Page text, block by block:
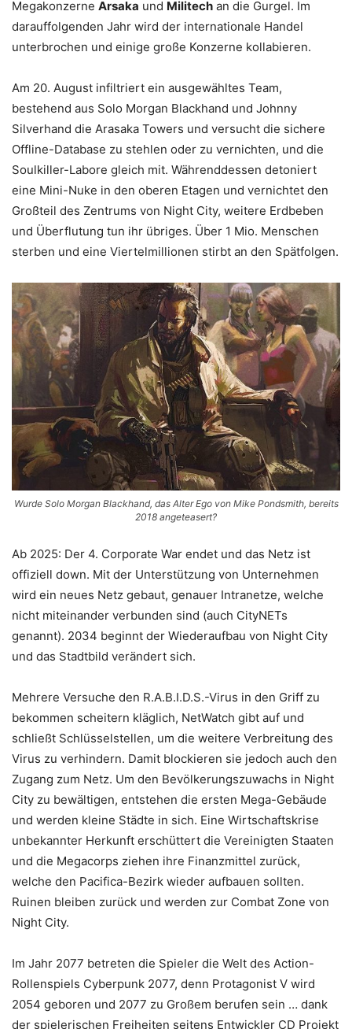
Megakonzerne Arsaka und Militech an die Gurgel. Im
darauffolgenden Jahr wird der internationale Handel
unterbrochen und einige große Konzerne kollabieren.
Am 20. August infiltriert ein ausgewähltes Team,
bestehend aus Solo Morgan Blackhand und Johnny
Silverhand die Arasaka Towers und versucht die sichere
Offline-Database zu stehlen oder zu vernichten, und die
Soulkiller-Labore gleich mit. Währenddessen detoniert
eine Mini-Nuke in den oberen Etagen und vernichtet den
Großteil des Zentrums von Night City, weitere Erdbeben
und Überflutung tun ihr übriges. Über 1 Mio. Menschen
sterben und eine Viertelmillionen stirbt an den Spätfolgen.
Wurde Solo Morgan Blackhand, das Alter Ego von Mike Pondsmith, bereits
2018 angeteasert?
Ab 2025: Der 4. Corporate War endet und das Netz ist
offiziell down. Mit der Unterstützung von Unternehmen
wird ein neues Netz gebaut, genauer Intranetze, welche
nicht miteinander verbunden sind (auch CityNETs
genannt). 2034 beginnt der Wiederaufbau von Night City
und das Stadtbild verändert sich.
Mehrere Versuche den R.A.B.I.D.S.-Virus in den Griff zu
bekommen scheitern kläglich, NetWatch gibt auf und
schließt Schlüsselstellen, um die weitere Verbreitung des
Virus zu verhindern. Damit blockieren sie jedoch auch den
Zugang zum Netz. Um den Bevölkerungszuwachs in Night
City zu bewältigen, entstehen die ersten Mega-Gebäude
und werden kleine Städte in sich. Eine Wirtschaftskrise
unbekannter Herkunft erschüttert die Vereinigten Staaten
und die Megacorps ziehen ihre Finanzmittel zurück,
welche den Pacifica-Bezirk wieder aufbauen sollten.
Ruinen bleiben zurück und werden zur Combat Zone von
Night City.
Im Jahr 2077 betreten die Spieler die Welt des Action-
Rollenspiels Cyberpunk 2077, denn Protagonist V wird
2054 geboren und 2077 zu Großem berufen sein … dank
der spielerischen Freiheiten seitens Entwickler CD Projekt